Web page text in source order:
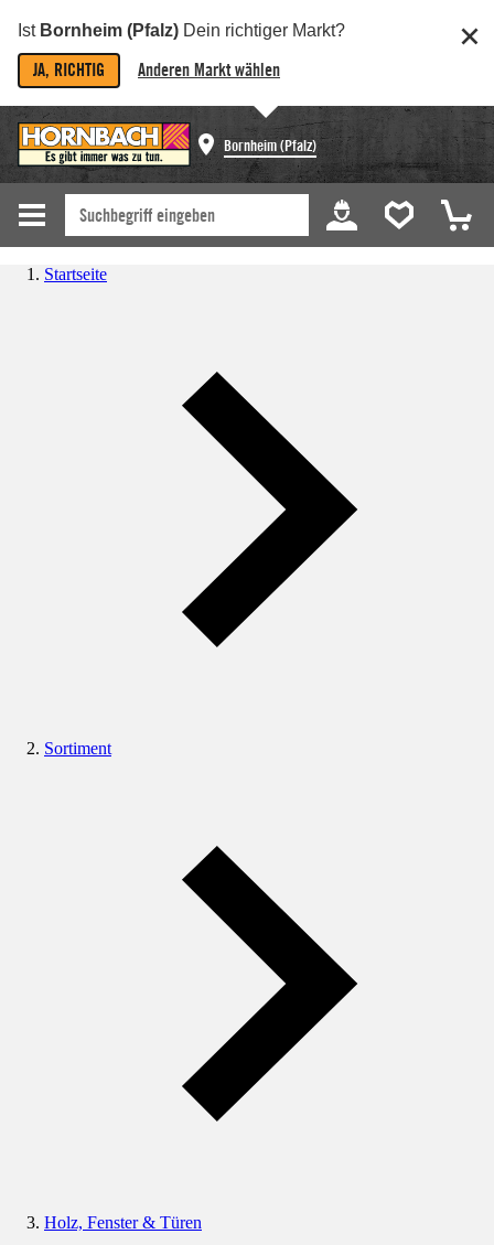
Ist Bornheim (Pfalz) Dein richtiger Markt?
JA, RICHTIG Anderen Markt wählen
Bornheim (Pfalz)
Startseite
Sortiment
Holz, Fenster & Türen